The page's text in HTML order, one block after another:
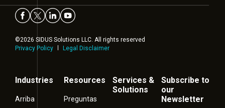
©2026 SIDUS Solutions LLC. All rights reserved
Privacy Policy
Legal Disclaimer
Industries
Arriba
Resources
Preguntas
Services &
Solutions
Subscribe to
our
Newsletter